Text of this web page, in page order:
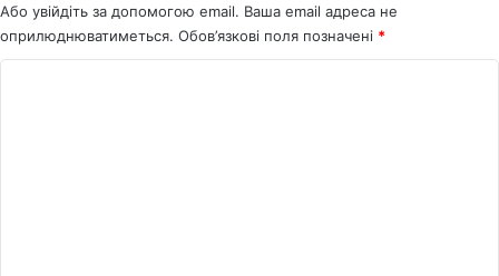
Або увійдіть за допомогою email. Ваша email адреса не
оприлюднюватиметься. Обов’язкові поля позначені *